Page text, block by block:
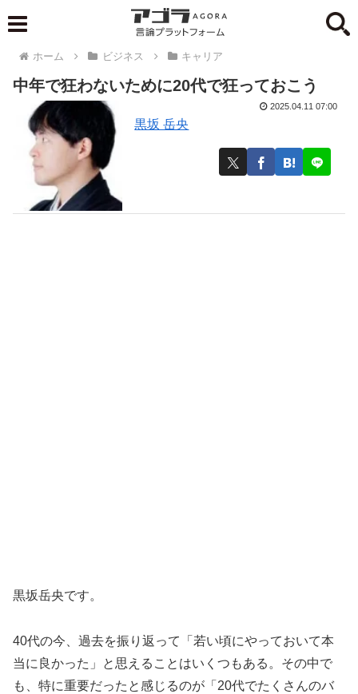
ホーム ビジネス キャリア
中年で狂わないために20代で狂っておこう
黒坂 岳央
2025.04.11 07:00
黒坂岳央です。
40代の今、過去を振り返って「若い頃にやっておいて本
当に良かった」と思えることはいくつもある。その中で
も、特に重要だったと感じるのが「20代でたくさんのバ